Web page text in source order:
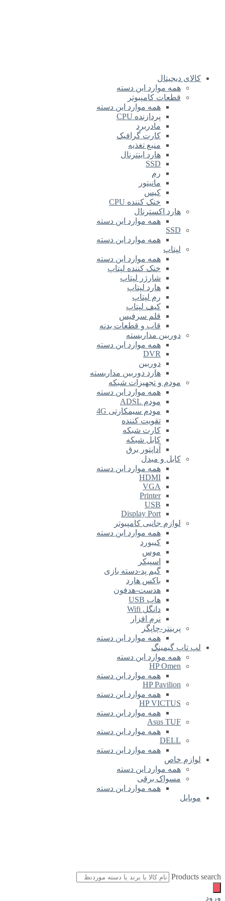
کالای دیجیتال
همه موارد این دسته
قطعات کامپیوتر
همه موارد این دسته
پردازنده CPU
مادربرد
کارت گرافیک
منبع تغذیه
هارد اینترنال
SSD
رم
مانیتور
کیس
خنک کننده CPU
هارد اکسترنال
همه موارد این دسته
SSD
همه موارد این دسته
لپتاپ
همه موارد این دسته
خنک کننده لپتاپ
شارژر لپتاپ
هارد لپتاپ
رم لپتاپ
کیف لپتاپ
قلم سرفیس
قاب و قطعات بدنه
دوربین مداربسته
همه موارد این دسته
DVR
دوربین
هارد دوربین مداربسته
مودم و تجهیزات شبکه
همه موارد این دسته
مودم ADSL
مودم سیمکارتی 4G
تقویت کننده
کارت شبکه
کابل شبکه
آداپتور برق
کابل و مبدل
همه موارد این دسته
HDMI
VGA
Printer
USB
Display Port
لوازم جانبی کامپیوتر
همه موارد این دسته
کیبورد
موس
اسپیکر
گیم پد-دسته بازی
باکس هارد
هدست-هدفون
هاب USB
دانگل Wifi
نرم افزار
پرینتر-چاپگر
همه موارد این دسته
لپ تاپ گیمینگ
همه موارد این دسته
HP Omen
همه موارد این دسته
HP Pavilion
همه موارد این دسته
HP VICTUS
همه موارد این دسته
Asus TUF
همه موارد این دسته
DELL
همه موارد این دسته
لوازم خاص
همه موارد این دسته
مسواک برقی
همه موارد این دسته
موبایل
Products search
ورود